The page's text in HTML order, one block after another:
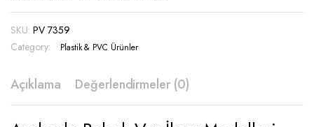
7359
quantity
SKU: PV 7359
Category:
Plastik & PVC Ürünler
Açıklama Değerlendirmeler (0)